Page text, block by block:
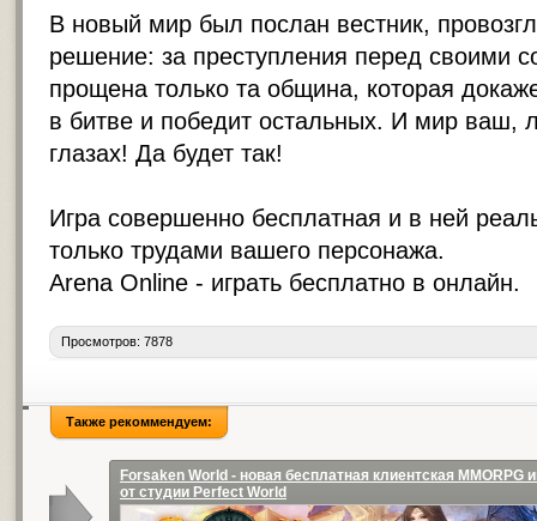
В новый мир был послан вестник,
решение: за преступления перед своими
прощена только та община, которая
в битве и победит остальных. И мир ваш,
глазах! Да будет так!
Игра совершенно бесплатная и в ней
только трудами вашего персонажа.
Arena Online - играть бесплатно в онлайн.
Просмотров: 7878
Также рекоммендуем:
Forsaken World - новая бесплатная клиентская MMORPG
от студии Perfect World